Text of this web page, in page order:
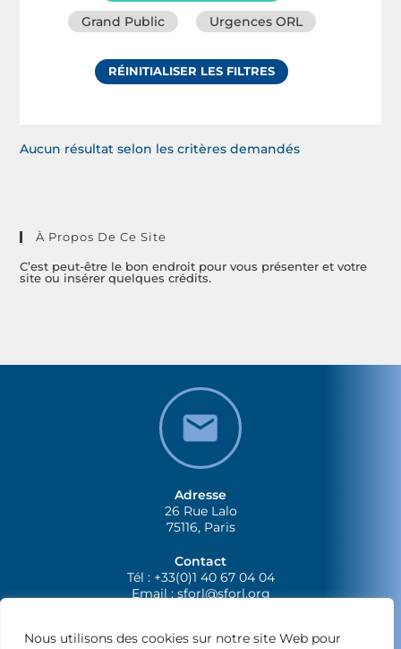
Nous utilisons des cookies sur notre site Web pour
Grand Public
Urgences ORL
RÉINITIALISER LES FILTRES
Aucun résultat selon les critères demandés
À Propos De Ce Site
C’est peut-être le bon endroit pour vous présenter et votre
site ou insérer quelques crédits.
Adresse
26 Rue Lalo
75116, Paris
Contact
Tél : +33(0)1 40 67 04 04
Email :sforl@sforl.org